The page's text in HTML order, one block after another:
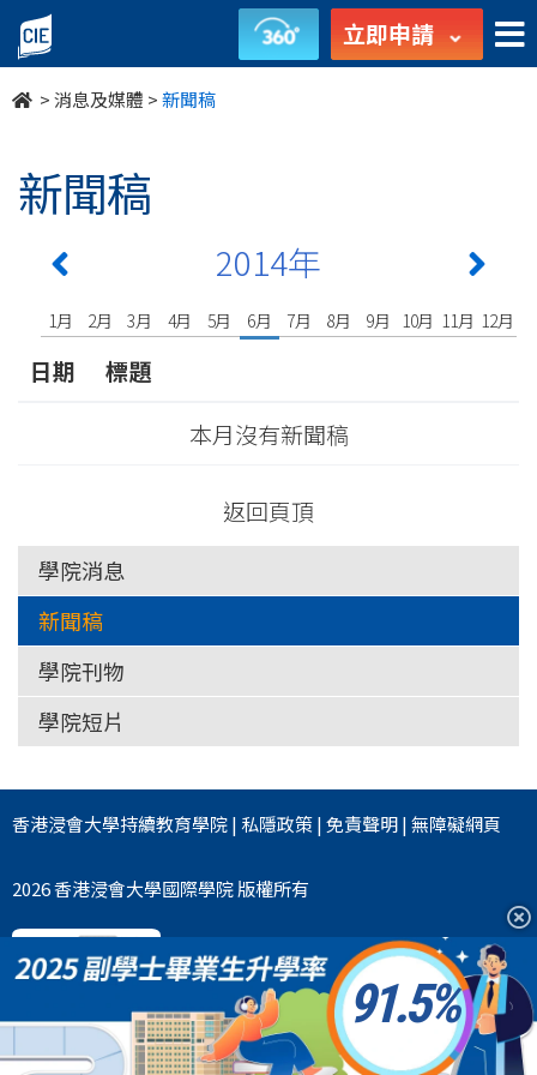
undefined 立即申請
>消息及媒體 >新聞稿
新聞稿
2014年
1月 2月 3月 4月 5月 6月 7月 8月 9月 10月 11月 12月
日期
標題
本月沒有新聞稿
返回頁頂
學院消息
新聞稿
學院刊物
學院短片
91.5
香港浸會大學持續教育學院| 私隱政策|免責聲明|無障礙網頁
2026 香港浸會大學國際學院 版權所有